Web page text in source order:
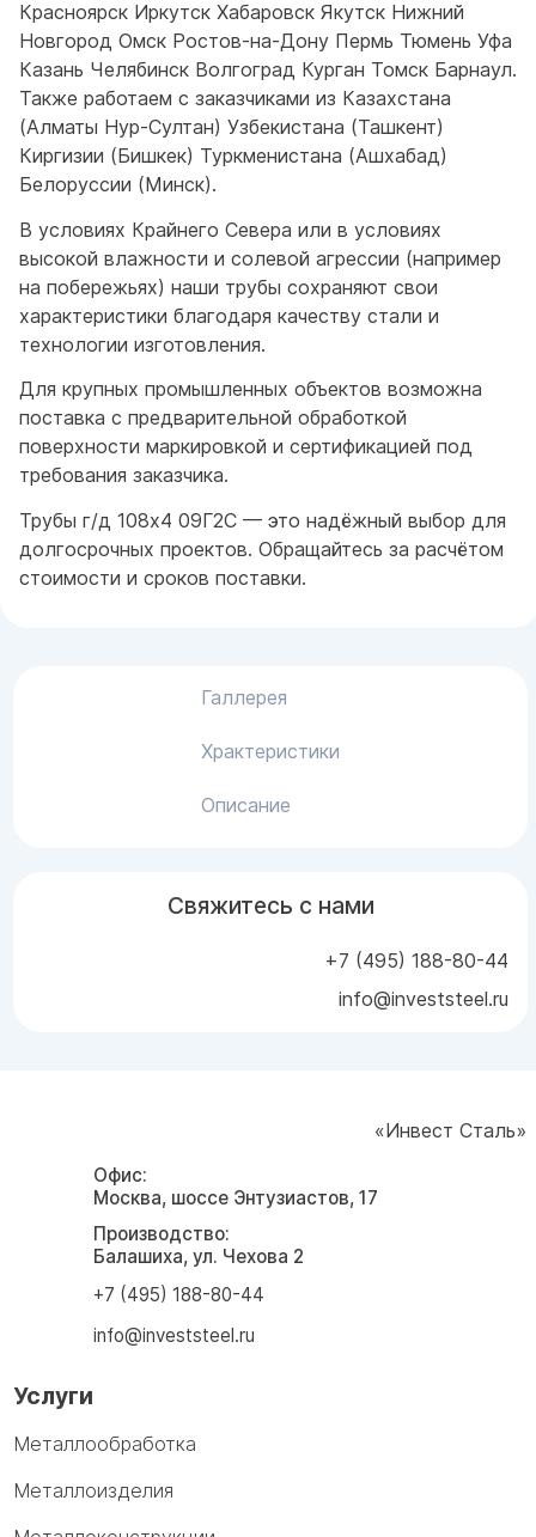
Красноярск Иркутск Хабаровск Якутск Нижний
Новгород Омск Ростов-на-Дону Пермь Тюмень Уфа
Казань Челябинск Волгоград Курган Томск Барнаул.
Также работаем с заказчиками из Казахстана
(Алматы Нур-Султан) Узбекистана (Ташкент)
Киргизии (Бишкек) Туркменистана (Ашхабад)
Белоруссии (Минск).
В условиях Крайнего Севера или в условиях
высокой влажности и солевой агрессии (например
на побережьях) наши трубы сохраняют свои
характеристики благодаря качеству стали и
технологии изготовления.
Для крупных промышленных объектов возможна
поставка с предварительной обработкой
поверхности маркировкой и сертификацией под
требования заказчика.
Трубы г/д 108x4 09Г2С — это надёжный выбор для
долгосрочных проектов. Обращайтесь за расчётом
стоимости и сроков поставки.
Галлерея
Храктеристики
Описание
Свяжитесь с нами
+7 (495) 188-80-44
info@investsteel.ru
«Инвест Сталь»
Офис:
Москва, шоссе Энтузиастов, 17
Производство:
Балашиха, ул. Чехова 2
+7 (495) 188-80-44
info@investsteel.ru
Услуги
Металлообработка
Металлоизделия